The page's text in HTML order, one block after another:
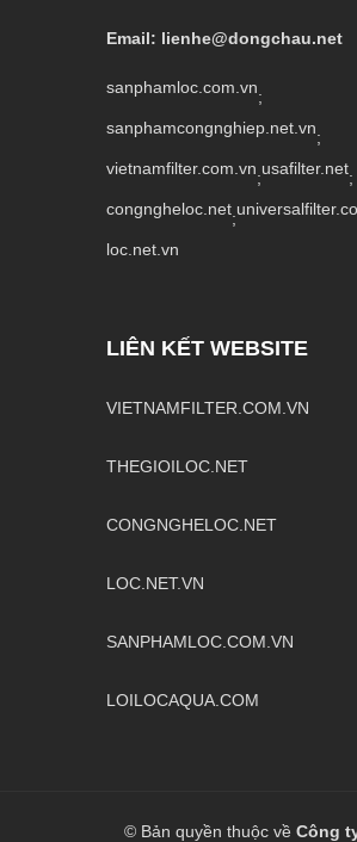
Email: lienhe@dongchau.net
sanphamloc.com.vn;
sanphamcongnghiep.net.vn;
vietnamfilter.com.vn;usafilter.net;
congngheloc.net;
loc.net.vn
LIÊN KẾT WEBSITE
VIETNAMFILTER.COM.VN
THEGIOILOC.NET
CONGNGHELOC.NET
LOC.NET.VN
SANPHAMLOC.COM.VN
LOILOCAQUA.COM
© Bản quyền thuộc về Công